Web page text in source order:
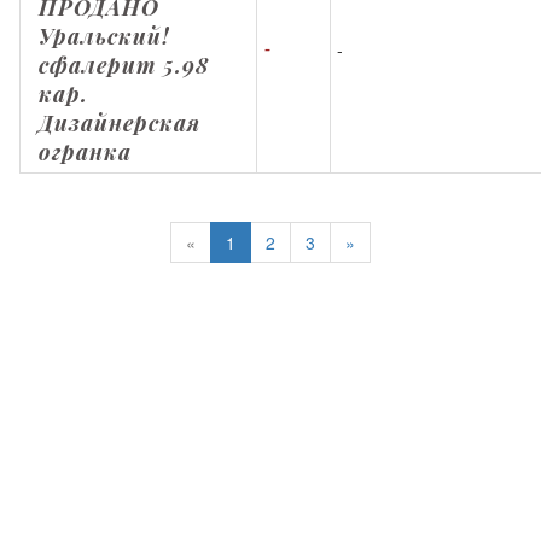
ПРОДАНО
Уральский!
сфалерит 5.98
кар.
Дизайнерская
огранка
- -
« 1 2 3 »